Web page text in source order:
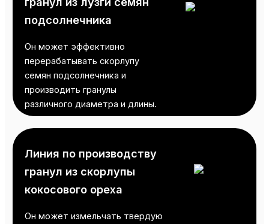
подсолнечника
Он может эффективно
перерабатывать скорлупу
семян подсолнечника и
производить гранулы
различного диаметра и длины.
Линия по производству
гранул из скорлупы
кокосового ореха
Он может измельчать твердую